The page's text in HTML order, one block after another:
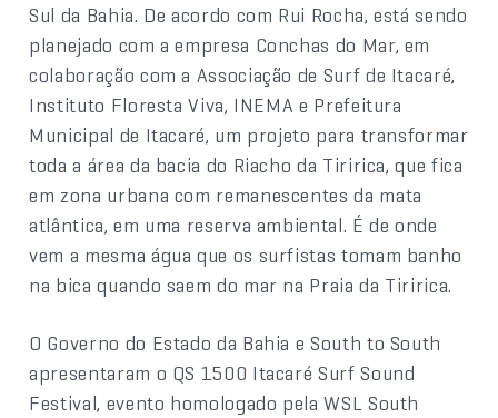
Sul da Bahia. De acordo com Rui Rocha, está sendo
planejado com a empresa Conchas do Mar, em
colaboração com a Associação de Surf de Itacaré,
Instituto Floresta Viva, INEMA e Prefeitura
Municipal de Itacaré, um projeto para transformar
toda a área da bacia do Riacho da Tiririca, que fica
em zona urbana com remanescentes da mata
atlântica, em uma reserva ambiental. É de onde
vem a mesma água que os surfistas tomam banho
na bica quando saem do mar na Praia da Tiririca.
O Governo do Estado da Bahia e South to South
apresentaram o QS 1500 Itacaré Surf Sound
Festival, evento homologado pela WSL South